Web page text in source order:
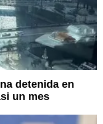
detenida en
un mes